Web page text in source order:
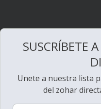
Bienvenido al Zohar
SUSCRÍBETE
Unete a nuestra lista
del zohar